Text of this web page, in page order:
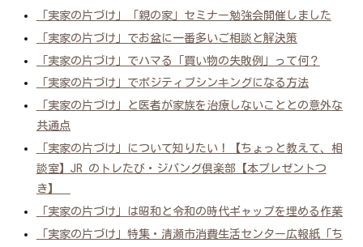
「実家の片づけ」「親の家」セミナー勉強会開催しました
「実家の片づけ」でお盆に一番多いご相談と解決策
「実家の片づけ」でハマる「買い物の失敗例」って何？
「実家の片づけ」でポジティブシンキングになる方法
「実家の片づけ」と医者が家族を治療しないこととの意外な
共通点
「実家の片づけ」について知りたい！【ちょっと教えて、相
談室】JR のトレたび・ジパング倶楽部【本プレゼントつ
き】
「実家の片づけ」は昭和と令和の時代ギャップを埋める作業
「実家の片づけ」特集・清瀬市消費生活センター広報紙「ち